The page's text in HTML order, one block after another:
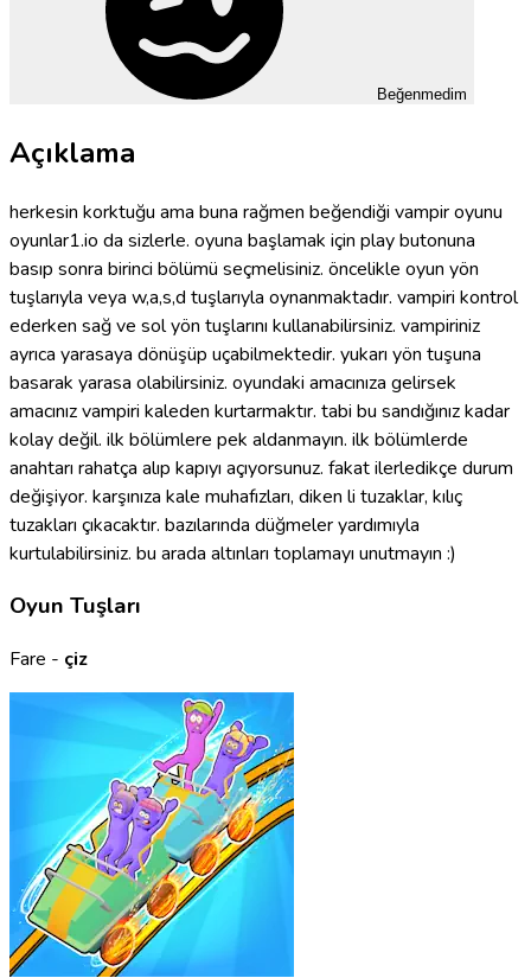
Beğenmedim
Açıklama
herkesin korktuğu ama buna rağmen beğendiği vampir oyunu
oyunlar1.io da sizlerle. oyuna başlamak için play butonuna
basıp sonra birinci bölümü seçmelisiniz. öncelikle oyun yön
tuşlarıyla veya w,a,s,d tuşlarıyla oynanmaktadır. vampiri kontrol
ederken sağ ve sol yön tuşlarını kullanabilirsiniz. vampiriniz
ayrıca yarasaya dönüşüp uçabilmektedir. yukarı yön tuşuna
basarak yarasa olabilirsiniz. oyundaki amacınıza gelirsek
amacınız vampiri kaleden kurtarmaktır. tabi bu sandığınız kadar
kolay değil. ilk bölümlere pek aldanmayın. ilk bölümlerde
anahtarı rahatça alıp kapıyı açıyorsunuz. fakat ilerledikçe durum
değişiyor. karşınıza kale muhafızları, diken li tuzaklar, kılıç
tuzakları çıkacaktır. bazılarında düğmeler yardımıyla
kurtulabilirsiniz. bu arada altınları toplamayı unutmayın :)
Oyun Tuşları
Fare - çiz